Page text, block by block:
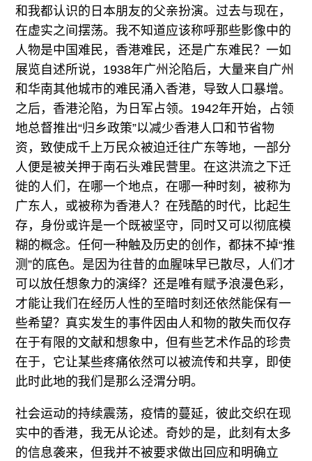
和我都认识的日本朋友的父亲扮演。过去与现在，
在虚实之间摆荡。我不知道应该称呼那些影像中的
人物是中国难民，香港难民，还是广东难民？一如
展览自述所说，1938年广州沦陷后，大量来自广州
和华南其他城市的难民涌入香港，导致人口暴增。
之后，香港沦陷，为日军占领。1942年开始，占领
地总督推出“归乡政策”以减少香港人口和节省物
资，致使成千上万民众被迫迁往广东等地，一部分
人便是被关押于南石头难民营里。在这洪流之下迁
徙的人们，在哪一个地点，在哪一种时刻，被称为
广东人，或被称为香港人？在残酷的时代，比起生
存，身份或许是一个既被坚守，同时又可以彻底模
糊的概念。任何一种触及历史的创作，都抹不掉“推
测”的底色。是因为往昔的血腥味早已散尽，人们才
可以放任想象力的演绎？还是唯有赋予浪漫色彩，
才能让我们在经历人性的至暗时刻还依然能保有一
些希望？真实发生的事件因由人和物的散失而仅存
在于有限的文献和想象中，但有些艺术作品的珍贵
在于，它让某些疼痛依然可以被流传和共享，即使
此时此地的我们是那么泾渭分明。
社会运动的持续震荡，疫情的蔓延，彼此交织在现
实中的香港，我无从论述。奇妙的是，此刻有太多
的信息袭来，但我并不被要求做出回应和明确立